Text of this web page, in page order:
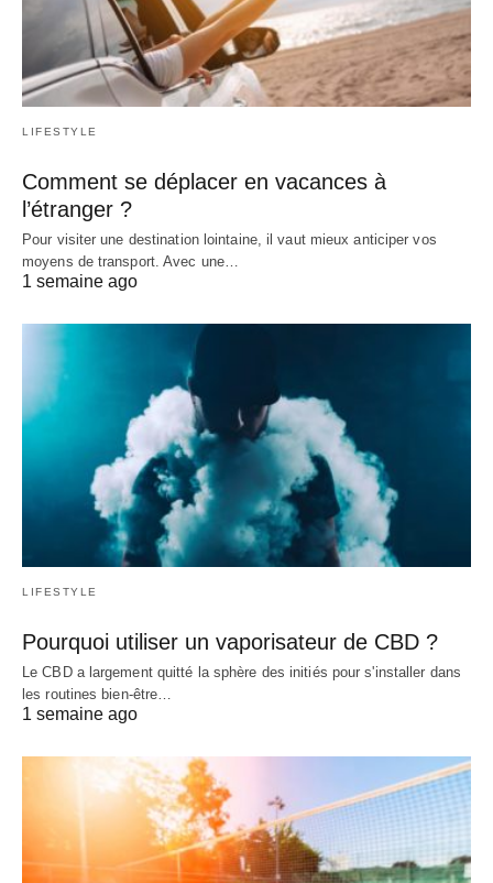
LIFESTYLE
Comment se déplacer en vacances à
l’étranger ?
Pour visiter une destination lointaine, il vaut mieux anticiper vos
moyens de transport. Avec une…
1 semaine ago
LIFESTYLE
Pourquoi utiliser un vaporisateur de CBD ?
Le CBD a largement quitté la sphère des initiés pour s'installer dans
les routines bien-être…
1 semaine ago